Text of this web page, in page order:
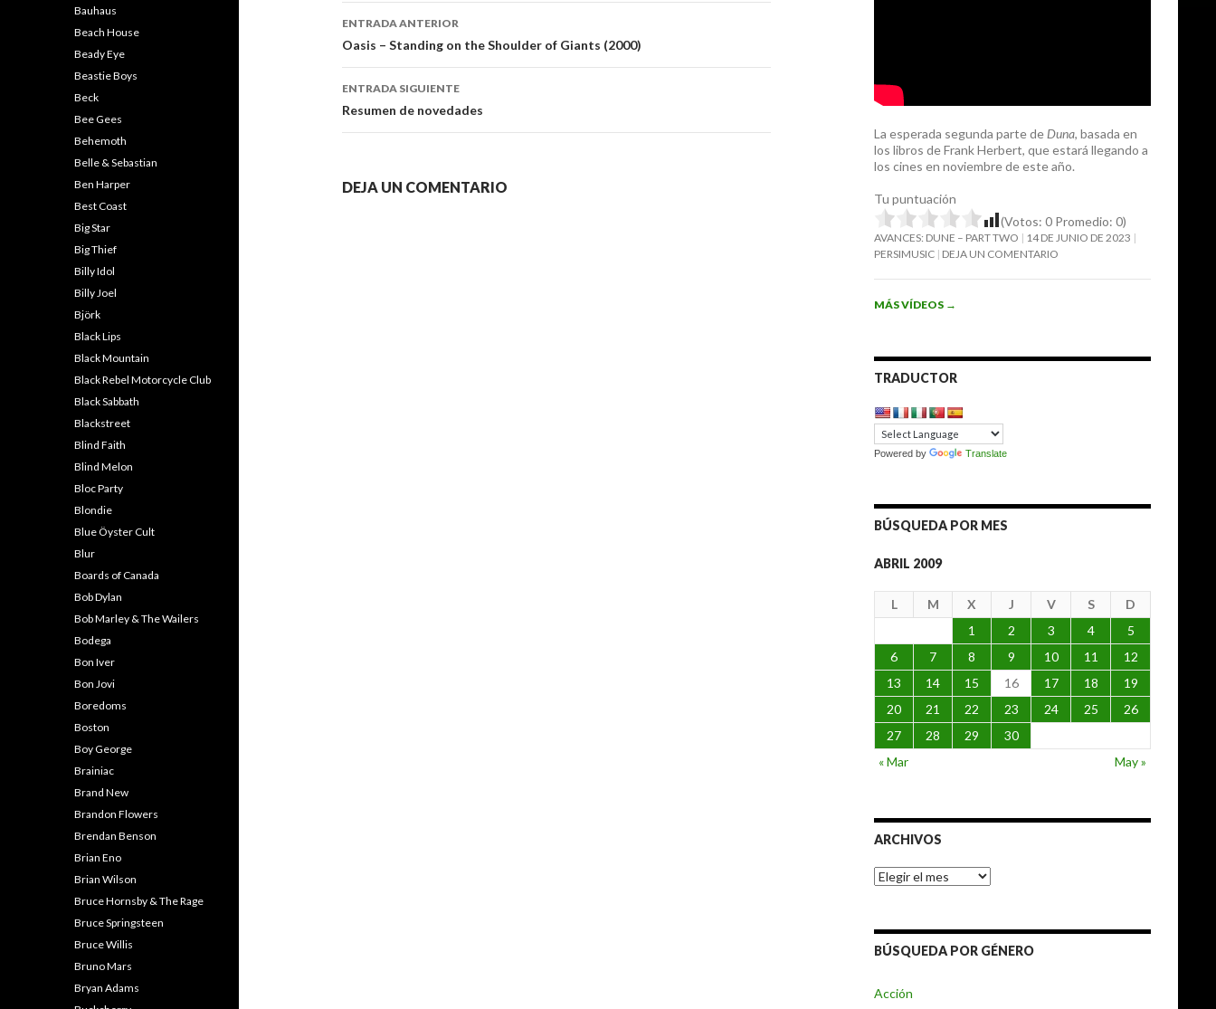
Navegación
de
entradas
ENTRADA ANTERIOR
Oasis – Standing on the Shoulder of Giants (2000)
ENTRADA SIGUIENTE
Resumen de novedades
DEJA UN COMENTARIO
La esperada segunda parte de Duna, basada en
los libros de Frank Herbert, que estará llegando a
los cines en noviembre de este año.
Tu puntuación
(Votos: 0 Promedio: 0)
AVANCES: DUNE – PART TWO
14 DE JUNIO DE 2023
PERSIMUSIC DEJA UN COMENTARIO
MÁS VÍDEOS →
TRADUCTOR
Powered by Translate
BÚSQUEDA POR MES
ABRIL 2009
L M X J V S
D
1
2 3 4
5
6
7 8 9 10 11
12
13
14 15 16 17 18
19
20
21 22 23 24 25
26
27
28 29
30
« Mar
May »
ARCHIVOS
Archivos
BÚSQUEDA POR GÉNERO
Acción
Bauhaus
Beach House
Beady Eye
Beastie Boys
Beck
Bee Gees
Behemoth
Belle & Sebastian
Ben Harper
Best Coast
Big Star
Big Thief
Billy Idol
Billy Joel
Björk
Black Lips
Black Mountain
Black Rebel Motorcycle Club
Black Sabbath
Blackstreet
Blind Faith
Blind Melon
Bloc Party
Blondie
Blue Öyster Cult
Blur
Boards of Canada
Bob Dylan
Bob Marley & The Wailers
Bodega
Bon Iver
Bon Jovi
Boredoms
Boston
Boy George
Brainiac
Brand New
Brandon Flowers
Brendan Benson
Brian Eno
Brian Wilson
Bruce Hornsby & The Rage
Bruce Springsteen
Bruce Willis
Bruno Mars
Bryan Adams